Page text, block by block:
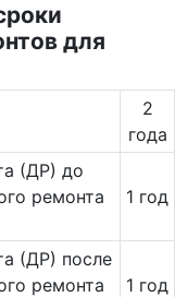
для
2
года
(ДР) до
ремонта
1 год
(ДР) после
ремонта
1 год